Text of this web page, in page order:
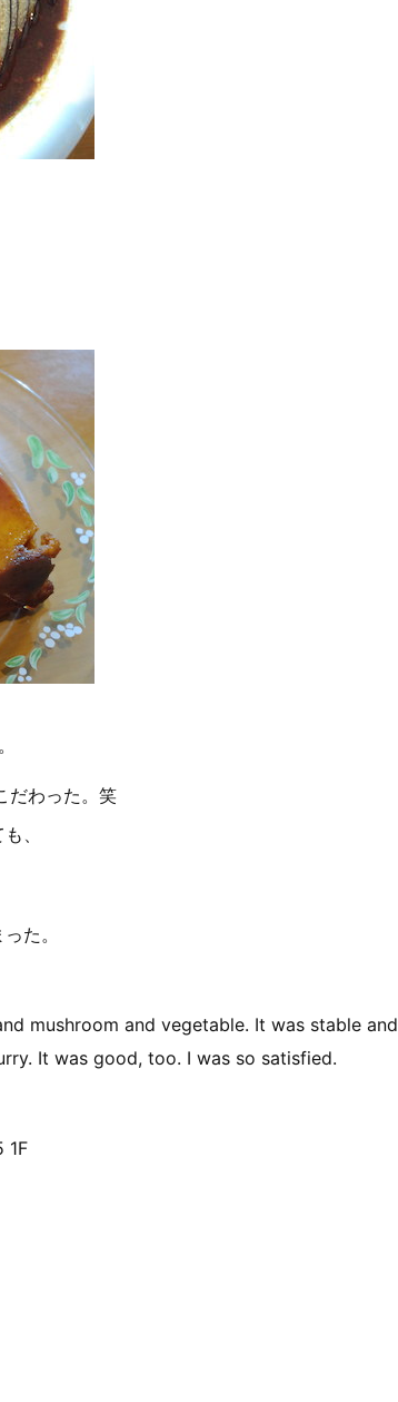
だわった。笑
、
た。
mushroom and vegetable. It was stable and
It was good, too. I was so satisfied.
1F